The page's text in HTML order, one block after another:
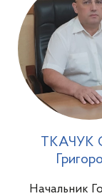
ТКАЧУК
Начальник